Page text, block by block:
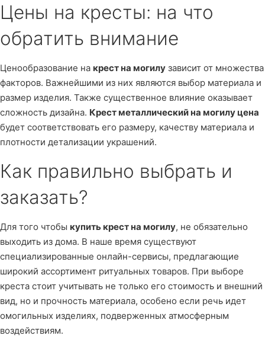
Цены на кресты: на что
обратить внимание
Ценообразование на крест на могилу зависит от множества
факторов. Важнейшими из них являются выбор материала и
размер изделия. Также существенное влияние оказывает
сложность дизайна. Крест металлический на могилу цена
будет соответствовать его размеру, качеству материала и
плотности детализации украшений.
Как правильно выбрать и
заказать?
Для того чтобы купить крест на могилу, не обязательно
выходить из дома. В наше время существуют
специализированные онлайн-сервисы, предлагающие
широкий ассортимент ритуальных товаров. При выборе
креста стоит учитывать не только его стоимость и внешний
вид, но и прочность материала, особено если речь идет
омогильных изделиях, подверженных атмосферным
воздействиям.